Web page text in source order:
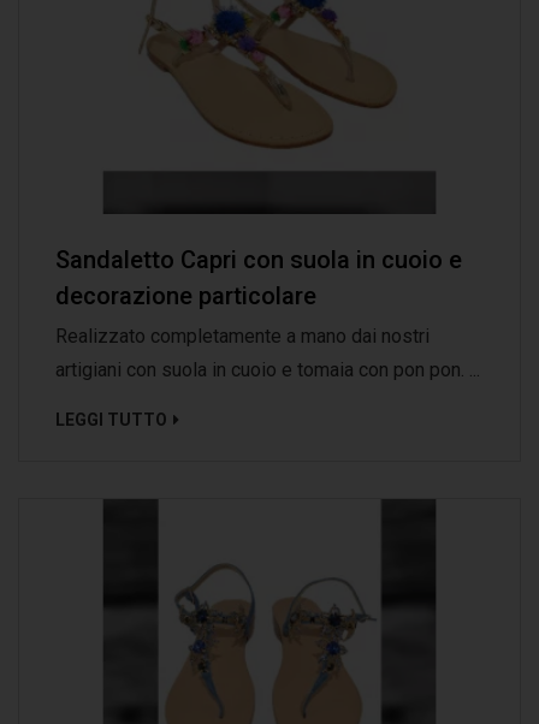
Sandaletto Capri con suola in cuoio e
decorazione particolare
Realizzato completamente a mano dai nostri
artigiani con suola in cuoio e tomaia con pon pon. ...
LEGGI TUTTO